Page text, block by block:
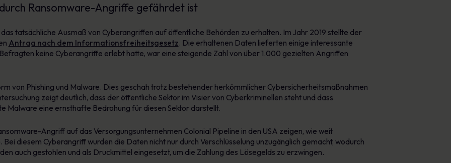
Ransomware-Angriffe gefährdet ist
tatsächliche Ausmaß von Cyberangriffen auf öffentliche Behörden zu erhalten. Im Jahr 2019 stellte der
Antrag nach dem Informationsfreiheitsgesetz. Die erhaltenen Daten lieferten einige interessante
keine Cyberangriffe erlebt hatte, war eine steigende Zahl von über 1.000 gezielten Angriffen
von Phishing und Malware. Dies geschah trotz bestehender herkömmlicher Cybersicherheitsmaßnahmen
zeigt deutlich, dass der öffentliche Sektor im Visier von Cyberkriminellen steht und dass
Malware eine ernsthafte Bedrohung für diesen Sektor darstellt.
Angriff auf das Versorgungsunternehmen Colonial Pipeline in den USA zeigen, wie weit
diesem Cyberangriff wurden die Daten nicht nur durch Verschlüsselung unzugänglich gemacht, wodurch
auch gestohlen und als Druckmittel eingesetzt, um die Zahlung des Lösegelds zu erzwingen.